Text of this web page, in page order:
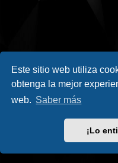
Este sitio web utiliza
obtenga la mejor
web. Saber más
¡Lo